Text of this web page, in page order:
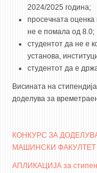
ИНФОРМАЦИИ ОД
ЗАВРШНИ
ALUMNI MFS
2024/2025 година;
просечната
не е помала од 8.0;
студентот да не е
установа,
студентот да е
Висината на
доделува за
КОНКУРС ЗА
МАШИНСКИ ФАКУЛТЕТ
АПЛИКАЦИЈА за